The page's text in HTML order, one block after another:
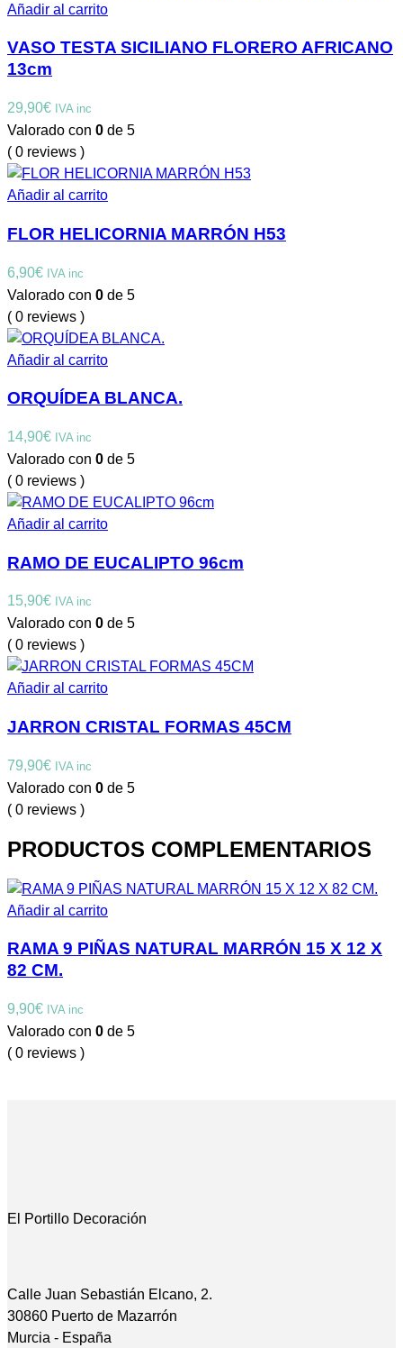
Añadir al carrito
VASO TESTA SICILIANO FLORERO AFRICANO
13cm
29,90€ IVA inc
Valorado con 0 de 5
( 0 reviews )
Añadir al carrito
FLOR HELICORNIA MARRÓN H53
6,90€ IVA inc
Valorado con 0 de 5
( 0 reviews )
Añadir al carrito
ORQUÍDEA BLANCA.
14,90€ IVA inc
Valorado con 0 de 5
( 0 reviews )
Añadir al carrito
RAMO DE EUCALIPTO 96cm
15,90€ IVA inc
Valorado con 0 de 5
( 0 reviews )
Añadir al carrito
JARRON CRISTAL FORMAS 45CM
79,90€ IVA inc
Valorado con 0 de 5
( 0 reviews )
PRODUCTOS COMPLEMENTARIOS
Añadir al carrito
RAMA 9 PIÑAS NATURAL MARRÓN 15 X 12 X
82 CM.
9,90€ IVA inc
Valorado con 0 de 5
( 0 reviews )
El Portillo Decoración
Calle Juan Sebastián Elcano, 2.
30860 Puerto de Mazarrón
Murcia - España